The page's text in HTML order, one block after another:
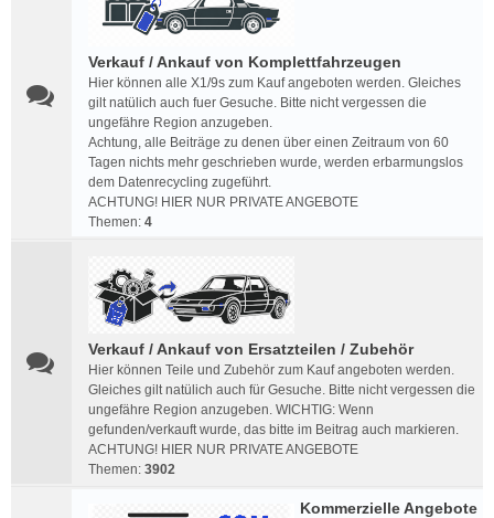
Verkauf / Ankauf von Komplettfahrzeugen
Hier können alle X1/9s zum Kauf angeboten werden. Gleiches
gilt natülich auch fuer Gesuche. Bitte nicht vergessen die
ungefähre Region anzugeben.
Achtung, alle Beiträge zu denen über einen Zeitraum von 60
Tagen nichts mehr geschrieben wurde, werden erbarmungslos
dem Datenrecycling zugeführt.
ACHTUNG! HIER NUR PRIVATE ANGEBOTE
Themen: 4
Verkauf / Ankauf von Ersatzteilen / Zubehör
Hier können Teile und Zubehör zum Kauf angeboten werden.
Gleiches gilt natülich auch für Gesuche. Bitte nicht vergessen die
ungefähre Region anzugeben. WICHTIG: Wenn
gefunden/verkauft wurde, das bitte im Beitrag auch markieren.
ACHTUNG! HIER NUR PRIVATE ANGEBOTE
Themen: 3902
Kommerzielle Angebote